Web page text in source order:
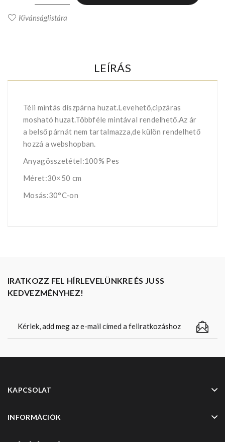
Kívánságlistára
LEÍRÁS
Téli mintás díszpárna huzat.Levehető,cipzáras
mosható huzat.Többféle mintával rendelhető.Az ár
a belső párnát nem tartalmazza,de külön rendelhető
hozzá a webshopban.
Anyagösszetétel:100% Pes
Méret:30×50 cm
Mosás:30°C-on
IRATKOZZ FEL HÍRLEVELÜNKRE ÉS JUSS
KEDVEZMÉNYHEZ!
KAPCSOLAT
INFORMÁCIÓK